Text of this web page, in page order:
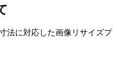
法に対応した画像リサイズプ